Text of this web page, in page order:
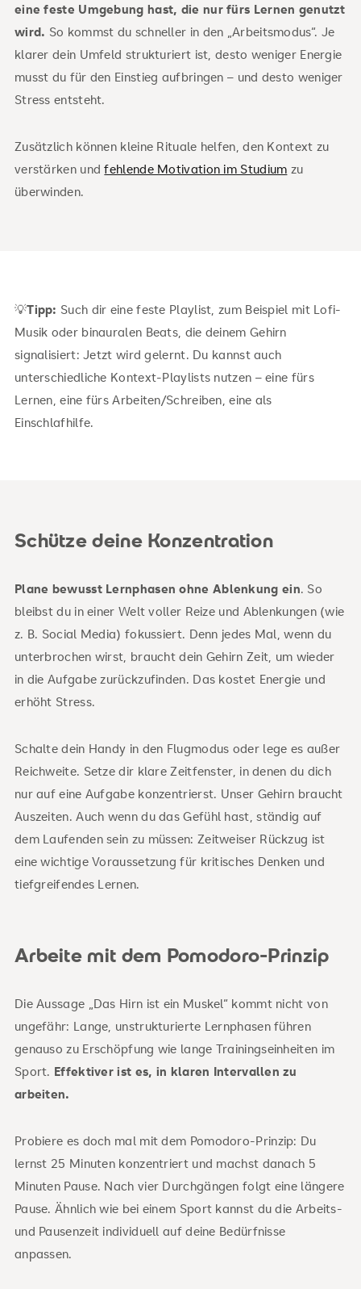
eine feste Umgebung hast, die nur fürs Lernen genutzt
wird. So kommst du schneller in den „Arbeitsmodus“. Je
klarer dein Umfeld strukturiert ist, desto weniger Energie
musst du für den Einstieg aufbringen – und desto weniger
Stress entsteht.
Zusätzlich können kleine Rituale helfen, den Kontext zu
verstärken undfehlende Motivation im Studium zu
überwinden.
💡Tipp: Such dir eine feste Playlist, zum Beispiel mit Lofi-
Musik oder binauralen Beats, die deinem Gehirn
signalisiert: Jetzt wird gelernt. Du kannst auch
unterschiedliche Kontext-Playlists nutzen – eine fürs
Lernen, eine fürs Arbeiten/Schreiben, eine als
Einschlafhilfe.
Schütze deine Konzentration
Plane bewusst Lernphasen ohne Ablenkung ein. So
bleibst du in einer Welt voller Reize und Ablenkungen (wie
z. B. Social Media) fokussiert. Denn jedes Mal, wenn du
unterbrochen wirst, braucht dein Gehirn Zeit, um wieder
in die Aufgabe zurückzufinden. Das kostet Energie und
erhöht Stress.
Schalte dein Handy in den Flugmodus oder lege es außer
Reichweite. Setze dir klare Zeitfenster, in denen du dich
nur auf eine Aufgabe konzentrierst. Unser Gehirn braucht
Auszeiten. Auch wenn du das Gefühl hast, ständig auf
dem Laufenden sein zu müssen: Zeitweiser Rückzug ist
eine wichtige Voraussetzung für kritisches Denken und
tiefgreifendes Lernen.
Arbeite mit dem Pomodoro-Prinzip
Die Aussage „Das Hirn ist ein Muskel“ kommt nicht von
ungefähr: Lange, unstrukturierte Lernphasen führen
genauso zu Erschöpfung wie lange Trainingseinheiten im
Sport. Effektiver ist es, in klaren Intervallen zu
arbeiten.
Probiere es doch mal mit dem Pomodoro-Prinzip: Du
lernst 25 Minuten konzentriert und machst danach 5
Minuten Pause. Nach vier Durchgängen folgt eine längere
Pause. Ähnlich wie bei einem Sport kannst du die Arbeits-
und Pausenzeit individuell auf deine Bedürfnisse
anpassen.